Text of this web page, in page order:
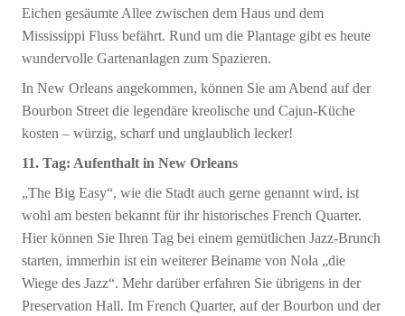
Eichen gesäumte Allee zwischen dem Haus und dem
Mississippi Fluss befährt. Rund um die Plantage gibt es heute
wundervolle Gartenanlagen zum Spazieren.
In New Orleans angekommen, können Sie am Abend auf der
Bourbon Street die legendäre kreolische und Cajun-Küche
kosten – würzig, scharf und unglaublich lecker!
11. Tag: Aufenthalt in New Orleans
„The Big Easy“, wie die Stadt auch gerne genannt wird, ist
wohl am besten bekannt für ihr historisches French Quarter.
Hier können Sie Ihren Tag bei einem gemütlichen Jazz-Brunch
starten, immerhin ist ein weiterer Beiname von Nola „die
Wiege des Jazz“. Mehr darüber erfahren Sie übrigens in der
Preservation Hall. Im French Quarter, auf der Bourbon und der